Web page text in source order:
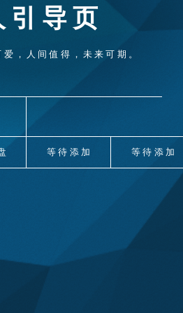
引导页
，人间值得，未来可期。
等待添加 等待添加